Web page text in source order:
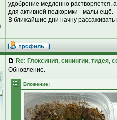
удобрение медленно растворяется,
для активной подкормки - малы ещё.
В ближайшие дни начну
Re: Глоксиния, синингии, тидея,
Обновление.
Вложение: